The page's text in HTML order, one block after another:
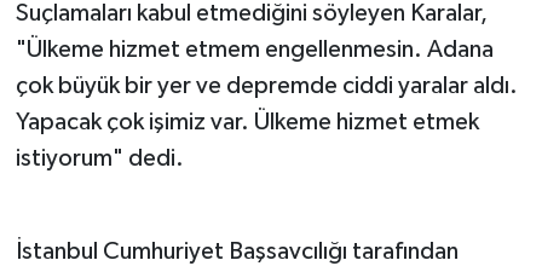
Suçlamaları kabul etmediğini söyleyen Karalar,
"Ülkeme hizmet etmem engellenmesin. Adana
çok büyük bir yer ve depremde ciddi yaralar aldı.
Yapacak çok işimiz var. Ülkeme hizmet etmek
istiyorum" dedi.
İstanbul Cumhuriyet Başsavcılığı tarafından